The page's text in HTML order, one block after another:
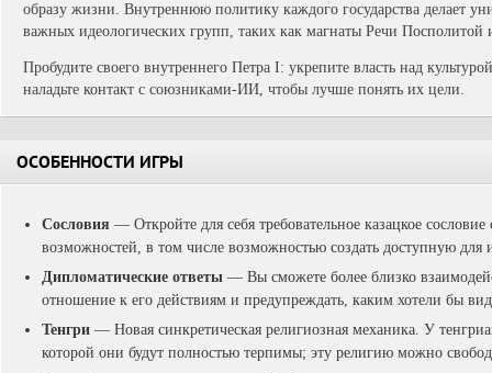
образу жизни. Внутреннюю политику каждого государства делает
важных идеологических групп, таких как магнаты Речи Посполитой
Пробудите своего внутреннего Петра I: укрепите власть над
наладьте контакт с союзниками-ИИ, чтобы лучше понять их цели.
ОСОБЕННОСТИ ИГРЫ
Сословия — Откройте для себя требовательное казацкое
возможностей, в том числе возможностью создать доступную
Дипломатические ответы — Вы сможете более близко
отношение к его действиям и предупреждать, каким хотели бы
Тенгри — Новая синкретическая религиозная механика. У
которой они будут полностью терпимы; эту религию можно